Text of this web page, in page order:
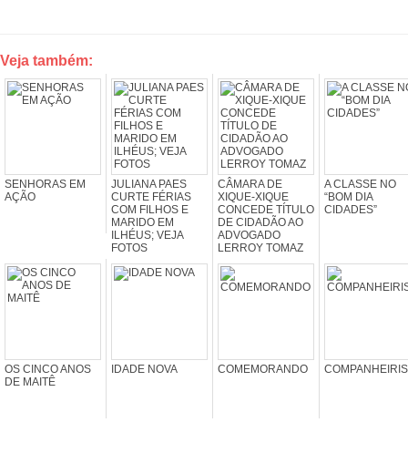
Veja também:
SENHORAS EM
AÇÃO
JULIANA PAES
CURTE FÉRIAS
COM FILHOS E
MARIDO EM
ILHÉUS; VEJA
FOTOS
CÂMARA DE
XIQUE-XIQUE
CONCEDE TÍTULO
DE CIDADÃO AO
ADVOGADO
LERROY TOMAZ
A CLASSE NO
“BOM DIA
CIDADES”
OS CINCO ANOS
DE MAITÊ
IDADE NOVA COMEMORANDO